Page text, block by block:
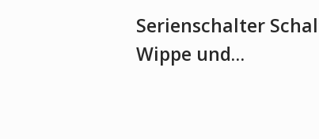
Serienschalter
Wippe und…